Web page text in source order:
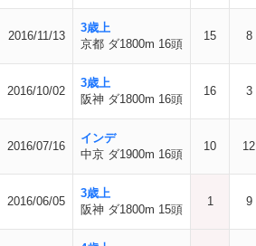
2016/11/13
3歳上
京都 ダ1800m 16頭
15 8
2016/10/02
3歳上
阪神 ダ1800m 16頭
16 3
2016/07/16
インデ
中京 ダ1900m 16頭
10 12
2016/06/05
3歳上
阪神 ダ1800m 15頭
1 9